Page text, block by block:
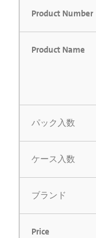
Product Number
Product Name
パック入数
ケース入数
ブランド
Price